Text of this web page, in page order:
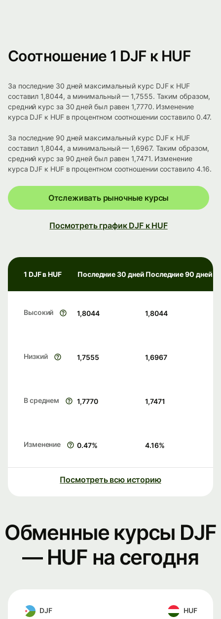
Соотношение 1 DJF к HUF
За последние 30 дней максимальный курс DJF к HUF
составил 1,8044, а минимальный — 1,7555. Таким образом,
средний курс за 30 дней был равен 1,7770. Изменение
курса DJF к HUF в процентном соотношении составило 0.47.
За последние 90 дней максимальный курс DJF к HUF
составил 1,8044, а минимальный — 1,6967. Таким образом,
средний курс за 90 дней был равен 1,7471. Изменение
курса DJF к HUF в процентном соотношении составило 4.16.
Отслеживать рыночные курсы
Посмотреть график DJF к HUF
1 DJF в HUF Последние 30 дней Последние 90 дней
Высокий 1,8044 1,8044
Низкий 1,7555 1,6967
В среднем 1,7770 1,7471
Изменение 0.47% 4.16%
Посмотреть всю историю
Обменные курсы DJF
— HUF на сегодня
DJF HUF